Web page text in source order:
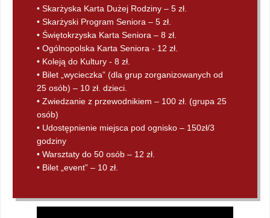
• Skarżyska Karta Dużej Rodziny – 5 zł.
• Skarżyski Program Seniora – 5 zł.
• Świętokrzyska Karta Seniora – 8 zł.
• Ogólnopolska Karta Seniora - 12 zł.
• Koleją do Kultury - 8 zł.
• Bilet „wycieczka” (dla grup zorganizowanych od
25 osób) – 10 zł. dzieci.
• Zwiedzanie z przewodnikiem – 100 zł. (grupa 25
osób)
• Udostępnienie miejsca pod ognisko – 150zł/3
godziny
• Warsztaty do 50 osób – 12 zł.
• Bilet „event” – 10 zł.